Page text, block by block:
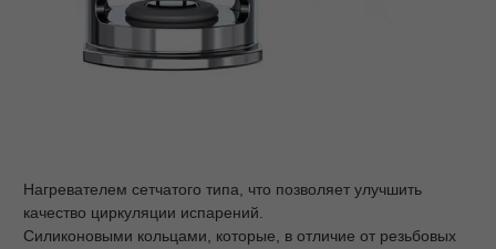
Нагревателем сетчатого типа, что позволяет улучшить
качество циркуляции испарений.
Силиконовыми кольцами, которые, в отличие от резьбовых